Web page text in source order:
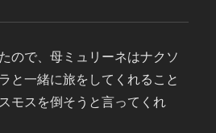
ので、母ミュリーネはナクソ
と一緒に旅をしてくれること
モスを倒そうと言ってくれ